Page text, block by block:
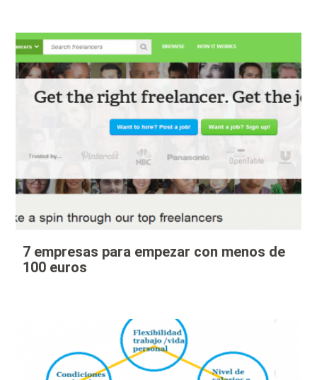
7 empresas para empezar con menos de
100 euros